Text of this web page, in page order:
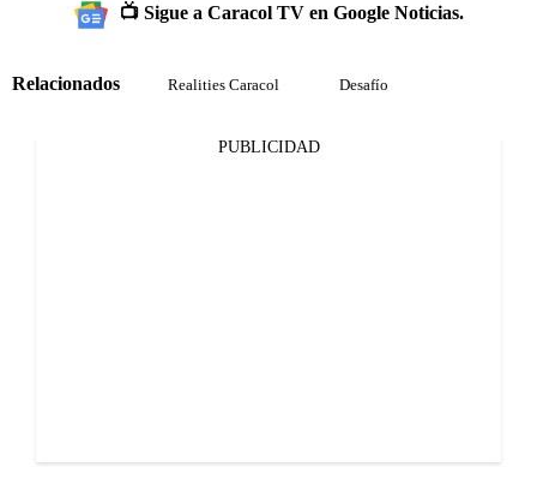
📺 Sigue a Caracol TV en Google Noticias.
Relacionados Realities Caracol Desafío
PUBLICIDAD